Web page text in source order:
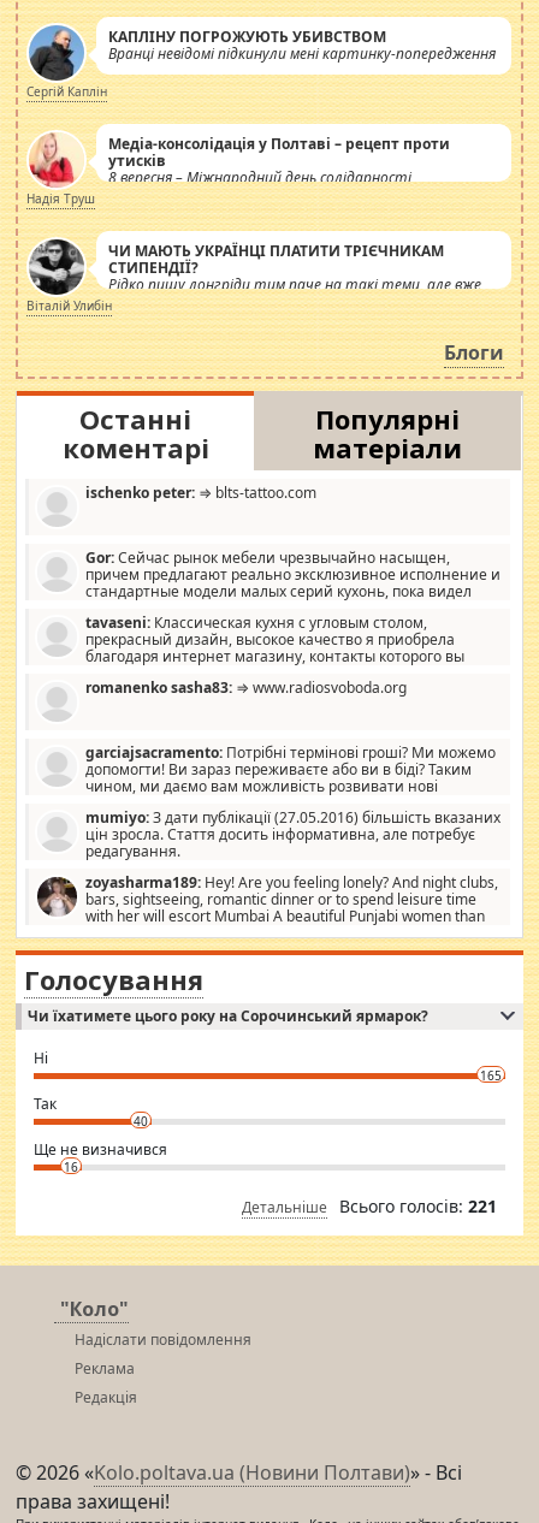
КАПЛІНУ ПОГРОЖУЮТЬ УБИВСТВОМ
Вранці невідомі підкинули мені картинку-попередження
Сергій Каплін
Медіа-консолідація у Полтаві – рецепт проти
утисків
8 вересня – Міжнародний день солідарності
журналістів.
Надія Труш
ЧИ МАЮТЬ УКРАЇНЦІ ПЛАТИТИ ТРІЄЧНИКАМ
СТИПЕНДІЇ?
Рідко пишу лонгріди тим паче на такі теми, але вже
просто дістало! Обурюють сьогоднішні інсенуації
навколо стипендіального питання. Штучно
роздувається ще одна соціальна катастрофа.
Віталій Улибін
Блоги
Останні
коментарі
Популярні
матеріали
ischenko peter: ⇒ blts-tattoo.com
Gor:Сейчас рынок мебели чрезвычайно насыщен,
причем предлагают реально эксклюзивное исполнение и
стандартные модели малых серий кухонь, пока видел
стандартные формы, в MebelOk, креативненько и что главное -
со вкусом все в порядке, без ненужных наворотов удорожающих
мебель, а это не последний фактор.
tavaseni: Классическая кухня с угловым столом,
прекрасный дизайн, высокое качество я приобрела
благодаря интернет магазину, контакты которого вы
romanenko sasha83: ⇒ www.radiosvoboda.org
garciajsacramento: Потрібні термінові гроші? Ми можемо
допомогти! Ви зараз переживаєте або ви в біді? Таким
чином, ми даємо вам можливість розвивати нові
допомагати людям, які намагаються дати їм шанс. Кожен
заслуговує на другий шанс, і, оскільки влада не зможе, вони
повинні приймати від інших. Для нас нема багато суми, і зрілість
витрат, а тільки узгоджених сум і нічого іншого. Не чекайте і не
коментуйте цей пост. Введіть суму, яку ви хочете подати, і ми
зв'яжемося з вами з усіма варіантами. зв'яжіться з нами
сьогодні на garciajsacramento@gmail.com Вам потрібні термінові
гроші? Ми можемо допомогти!
mumiyo:З дати публікації (27.05.2016) більшість вказаних
цін зросла. Стаття досить інформативна, але потребує
редагування.
zoyasharma189: Hey! Are you feeling lonely? And night clubs,
bars, sightseeing, romantic dinner or to spend leisure time
with her will escort Mumbai A beautiful Punjabi women than
sexy escort companion in arms that you guys feel like 5 star luxury
hotel had to spend the night in their search for loved solitaire free
woman "Love Solitaire" beautiful figure and shapely body shapes.
Independent escort in Mumbai, truthful, friendly and cheerful girl.
WhatsApp via an easily can see the latest pictures of her body and the
want to meet new people. Sakshi Mirchandani health and figure
conscious in order to keep yourself fit and regularly go to the health
club.
⇒ sakshimirchandani.com
Голосування
Чи їхатимете цього року на Сорочинський ярмарок?
Ні
165
Так
40
Ще не визначився
16
Детальніше Всього голосів: 221
"Коло"
Надіслати повідомлення
Реклама
Редакція
© 2026 «Kolo.poltava.ua (Новини Полтави)» - Всі
права захищені!